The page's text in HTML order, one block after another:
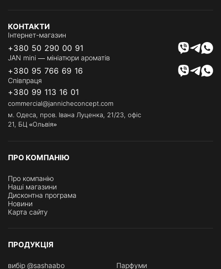
ПРО КОМПАНІЮ
Про компанію
Наші магазини
Дисконтна програма
Новини
Карта сайту
ПРОДУКЦІЯ
вибір @sashaabo Парфуми
КОНТАКТИ
Інтернет-магазин
+380 50 290 00 91
JAN mini — мініатюри ароматів
+380 95 766 69 16
Співпраця
+380 99 113 16 01
commercial@jannicheconcept.com
м. Одеса, пров. Івана Луценка, 21/23, офіс
21, БЦ «Ольвія»